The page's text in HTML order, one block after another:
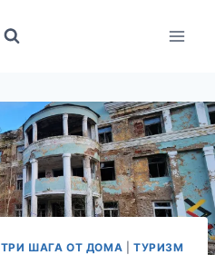
ТРИ ШАГА ОТ ДОМА |ТУРИЗМ